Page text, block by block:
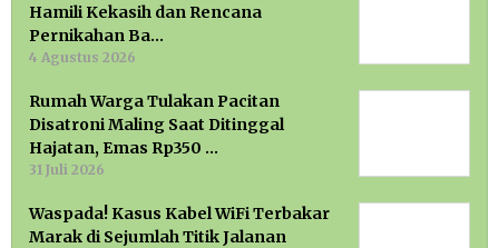
Hamili Kekasih dan Rencana
Pernikahan Ba…
4 Agustus 2026
Rumah Warga Tulakan Pacitan
Disatroni Maling Saat Ditinggal
Hajatan, Emas Rp350 …
31 Juli 2026
Waspada! Kasus Kabel WiFi Terbakar
Marak di Sejumlah Titik Jalanan